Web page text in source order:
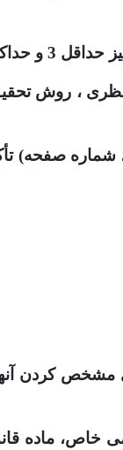
، روش
شماره صفحه)
کردن
خاص، ماده